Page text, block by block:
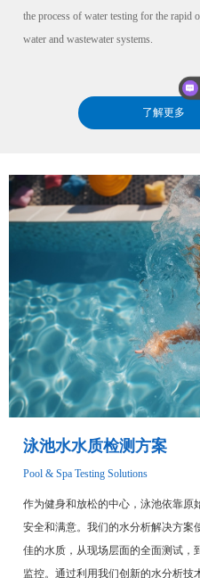
了解更多
the process of water testing for the rapid
water and wastewater systems.
泳池水水质检测方案
作为健身和放松的中心，泳池依靠原
安全和满意。我们的水分析解决方案
佳的水质，从现场层面的全面测试，
监控。通过利用我们创新的水分析技
Pool & Spa Testing Solutions